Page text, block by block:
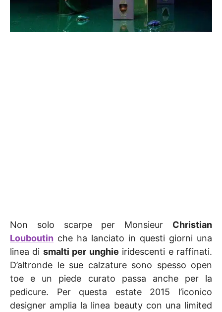
Non solo scarpe per Monsieur Christian
Louboutin che ha lanciato in questi giorni una
linea di smalti per unghie iridescenti e raffinati.
D’altronde le sue calzature sono spesso open
toe e un piede curato passa anche per la
pedicure. Per questa estate 2015 l’iconico
designer amplia la linea beauty con una limited